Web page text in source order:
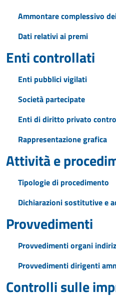
Ammontare complessivo
Dati relativi ai premi
Enti controllati
Enti pubblici vigilati
Società partecipate
Enti di diritto privato
Rappresentazione grafica
Attività e
Tipologie di procedimento
Dichiarazioni sostitutive e
Provvedimenti
Provvedimenti organi
Provvedimenti dirigenti
Controlli sulle